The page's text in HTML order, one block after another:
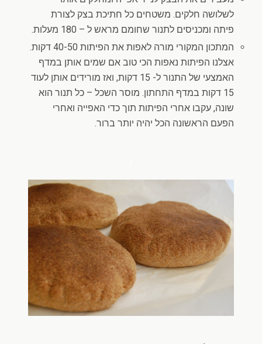
לשלושה חלקים. משטחים כל חתיכת בצק לצורת
פיתה ומכניסים לתנור שחומם מראש ל – 180 מעלות.
המתכון המקורי מורה לאפות את הפיתות 40-50 דקות.
אצלנו הפיתות נאפות הכי טוב אם שמים אותן במדף
האמצעי של התנור ל- 15 דקות, ואז מורידים אותן לעוד
15 דקות במדף התחתון. מוסר השכל – כל תנור הוא
שונה, עקבו אחרי הפיתות תוך כדי האפייה ואחרי
הפעם הראשונה הכל יהיה יותר ברור.